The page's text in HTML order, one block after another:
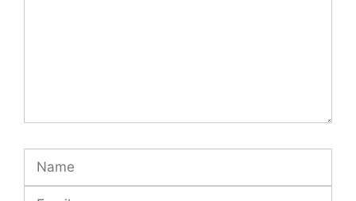
Name
Email